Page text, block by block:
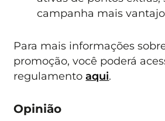
campanha mais
Para mais informações
promoção, você poderá
regulamentoaqui.
Opinião